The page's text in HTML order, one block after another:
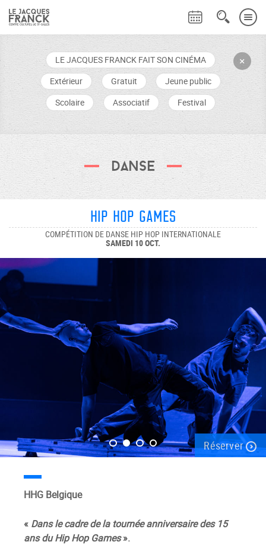
+
LE JACQUES FRANCK FAIT SON CINÉMA
Extérieur
Gratuit
Jeune public
Scolaire
Associatif Festival
Danse
HIP HOP GAMES
COMPÉTITION DE DANSE HIP HOP INTERNATIONALE
SAMEDI 10 OCT.
Réserver
HHG Belgique
« Dans le cadre de la tournée anniversaire des 15
ans du Hip Hop Games».